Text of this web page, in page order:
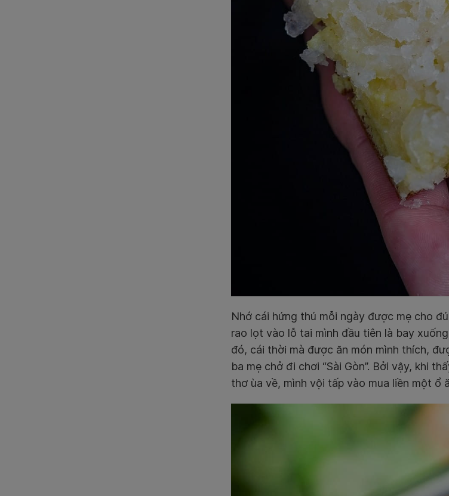
Nhớ cái hứng thú mỗi ngày được mẹ cho
rao lọt vào lỗ tai mình đầu tiên là bay
đó, cái thời mà được ăn món mình thích,
ba mẹ chở đi chơi “Sài Gòn”. Bởi vậy, khi
thơ ùa về, mình vội tấp vào mua liền một ổ